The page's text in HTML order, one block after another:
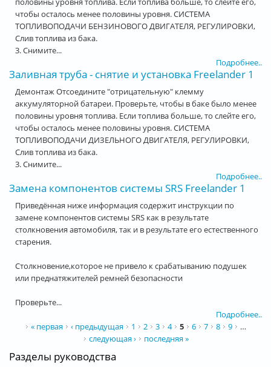
чтобы осталось менее половины уровня. СИСТЕМА
ТОПЛИВОПОДАЧИ БЕНЗИНОВОГО ДВИГАТЕЛЯ, РЕГУЛИРОВКИ,
Слив топлива из бака.
3. Снимите...
Подробнее..
Заливная труба - снятие и установка Freelander 1
Демонтаж Отсоедините "отрицательную" клемму
аккумуляторной батареи. Проверьте, чтобы в баке было менее
половины уровня топлива. Если топлива больше, то слейте его,
чтобы осталось менее половины уровня. СИСТЕМА
ТОПЛИВОПОДАЧИ ДИЗЕЛЬНОГО ДВИГАТЕЛЯ, РЕГУЛИРОВКИ,
Слив топлива из бака.
3. Снимите...
Подробнее..
Замена компонентов системы SRS Freelander 1
Приведённая ниже информация содержит инструкции по
замене компонентов системы SRS как в результате
столкновения автомобиля, так и в результате его естественного
старения.
Столкновение,которое не привело к срабатыванию подушек
или преднатяжителей ремней безопасности
Проверьте...
Подробнее..
Страницы
« первая ‹ предыдущая 1 2 3 4 5 6 7 8 9
…
следующая ›
последняя »
Разделы руководства